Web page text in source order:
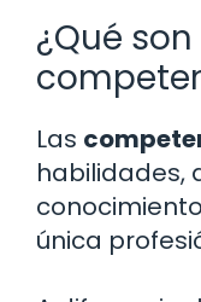
¿Qué
Las
habilidades,
única